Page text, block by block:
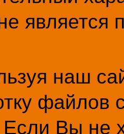
является
наш
файлов
Вы не